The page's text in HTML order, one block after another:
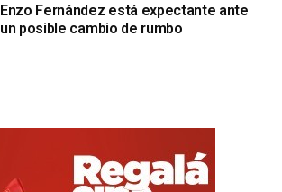
Enzo Fernández está expectante ante
un posible cambio de rumbo